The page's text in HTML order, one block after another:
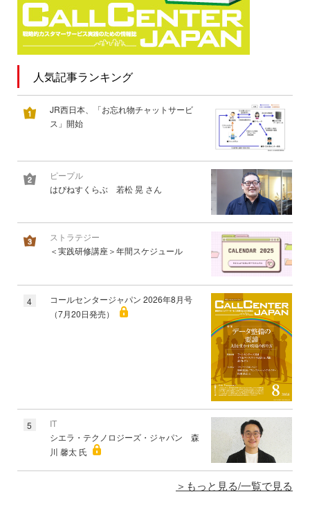
人気記事ランキング
JR西日本、「お忘れ物チャットサービ
ス」開始
ピープル
はぴねすくらぶ 若松 晃 さん
ストラテジー
＜実践研修講座＞年間スケジュール
4
コールセンタージャパン 2026年8月号
（7月20日発売）
5
IT
シエラ・テクノロジーズ・ジャパン 森
川 馨太 氏
もっと見る/一覧で見る